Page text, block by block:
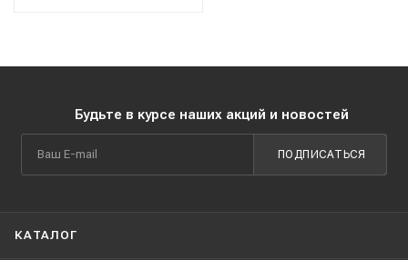
Будьте в курсе наших акций и новостей
ПОДПИСАТЬСЯ
КАТАЛОГ